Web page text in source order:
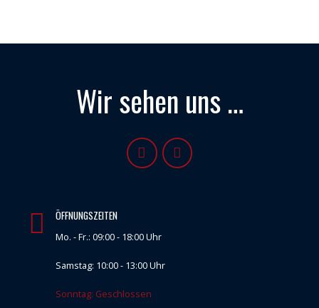
Wir sehen uns …
ÖFFNUNGSZEITEN
Mo. - Fr.: 09:00 - 18:00 Uhr
Samstag: 10:00 - 13:00 Uhr
Sonntag: Geschlossen